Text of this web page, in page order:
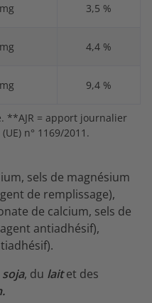
3,5 %
4,4 %
9,4 %
**AJR = apport journalier
n° 1169/2011.
sels de magnésium
de remplissage),
de calcium, sels de
antiadhésif),
soja, du laitet des